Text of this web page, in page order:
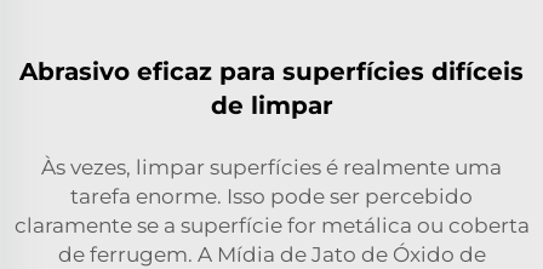
Abrasivo eficaz para superfícies difíceis
de limpar
Às vezes, limpar superfícies é realmente uma
tarefa enorme. Isso pode ser percebido
claramente se a superfície for metálica ou coberta
de ferrugem. A Mídia de Jato de Óxido de